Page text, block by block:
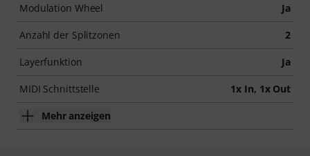
Modulation Wheel Ja
Anzahl der Splitzonen 2
Layerfunktion Ja
MIDI Schnittstelle 1x In, 1x Out
Mehr anzeigen